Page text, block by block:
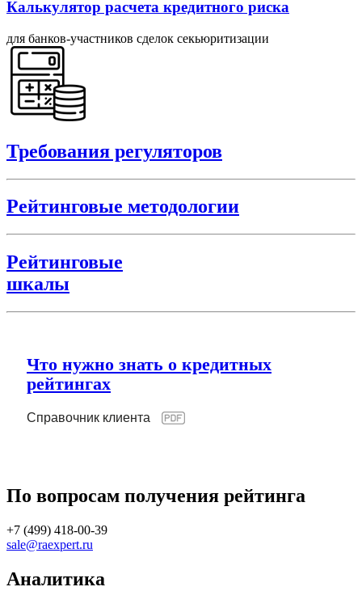
Калькулятор расчета кредитного риска
для банков-участников сделок секьюритизации
Требования регуляторов
Рейтинговые методологии
Рейтинговые
шкалы
Что нужно знать о кредитных
рейтингах
Справочник клиента
По вопросам получения рейтинга
+7 (499) 418-00-39
sale@raexpert.ru
Аналитика